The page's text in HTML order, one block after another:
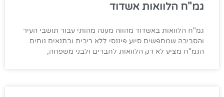
גמ"ח הלוואות אשדוד
גמ"ח הלוואות באשדוד מהווה מענה מהותי עבור תושבי העיר
והסביבה שמחפשים סיוע פיננסי ללא ריבית ובתנאים נוחים.
הגמ"ח מציע לא רק הלוואות לחברים ולבני משפחה,